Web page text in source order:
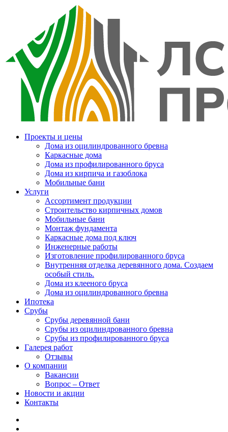
Проекты и цены
Дома из оцилиндрованного бревна
Каркасные дома
Дома из профилированного бруса
Дома из кирпича и газоблока
Мобильные бани
Услуги
Ассортимент продукции
Строительство кирпичных домов
Мобильные бани
Монтаж фундамента
Каркасные дома под ключ
Инженерные работы
Изготовление профилированного бруса
Внутренняя отделка деревянного дома. Создаем
особый стиль.
Дома из клееного бруса
Дома из оцилиндрованного бревна
Ипотека
Срубы
Срубы деревянной бани
Срубы из оцилиндрованного бревна
Срубы из профилированного бруса
Галерея работ
Отзывы
О компании
Вакансии
Вопрос – Ответ
Новости и акции
Контакты